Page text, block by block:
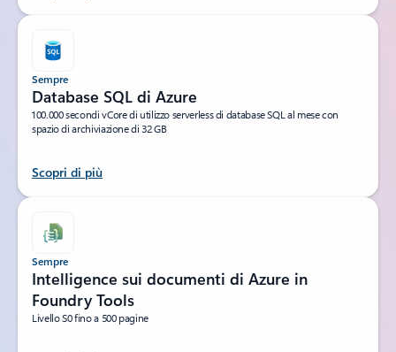
Sempre
Database SQL di Azure
100.000 secondi vCore di utilizzo serverless di database SQL al mese con
spazio di archiviazione di 32 GB
Scopri di più
Sempre
Intelligence sui documenti di Azure in
Foundry Tools
Livello S0 fino a 500 pagine